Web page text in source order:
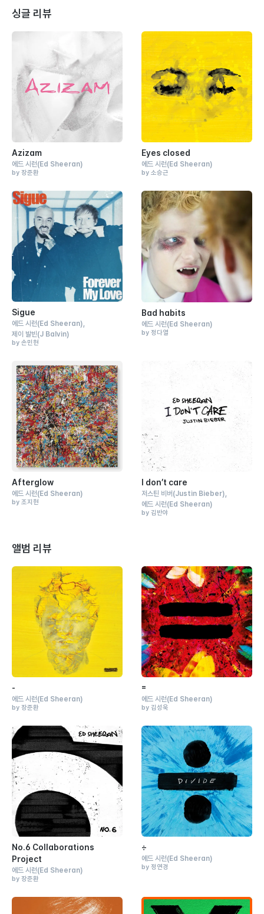
싱글 리뷰
Azizam
에드 시런(Ed Sheeran)
by 장준환
Eyes closed
에드 시런(Ed Sheeran)
by 소승근
Sigue
에드 시런(Ed Sheeran)
제이 발빈(J Balvin)
by 손민현
Bad habits
에드 시런(Ed Sheeran)
by 정다열
Afterglow
에드 시런(Ed Sheeran)
by 조지현
I don’t care
저스틴 비버 (Justin Bieber)
에드 시런(Ed Sheeran)
by 김반야
앨범 리뷰
-
에드 시런(Ed Sheeran)
by 장준환
=ㅤ
에드 시런(Ed Sheeran)
by 김성욱
No.6 Collaborations
Project
에드 시런(Ed Sheeran)
by 장준환
÷
에드 시런(Ed Sheeran)
by 정연경